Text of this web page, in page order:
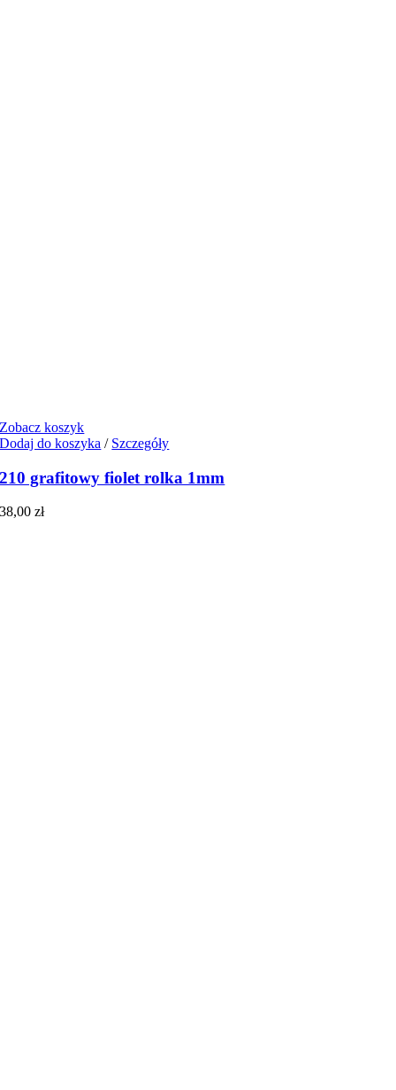
Zobacz koszyk
Dodaj do koszyka / Szczegóły
210 grafitowy fiolet rolka 1mm
38,00zł